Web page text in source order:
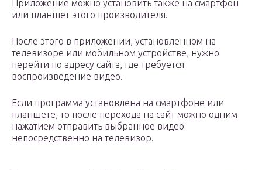
Приложение можно установить также на смартфон
или планшет этого производителя.
После этого в приложении, установленном на
телевизоре или мобильном устройстве, нужно
перейти по адресу сайта, где требуется
воспроизведение видео.
Если программа установлена на смартфоне или
планшете, то после перехода на сайт можно одним
нажатием отправить выбранное видео
непосредственно на телевизор.